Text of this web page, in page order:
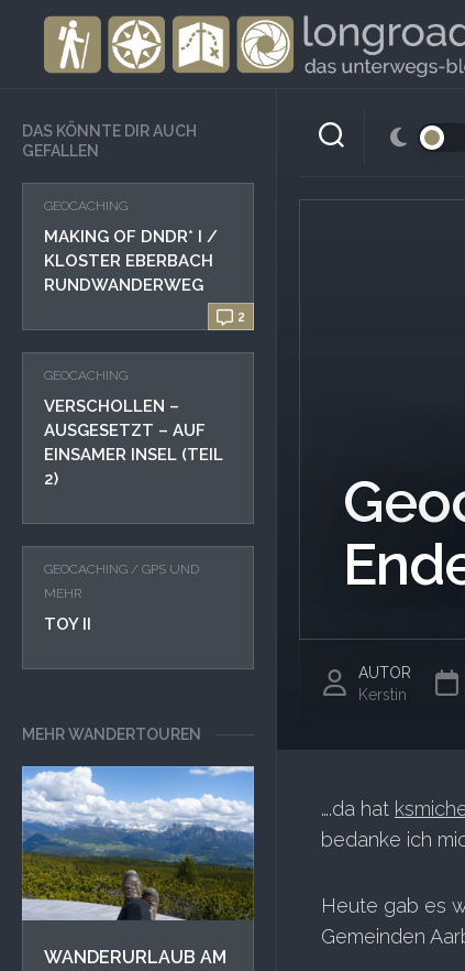
DAS KÖNNTE DIR AUCH
GEFALLEN
2
GEOCACHING
MAKING OF DNDR* I /
KLOSTER EBERBACH
RUNDWANDERWEG
GEOCACHING
VERSCHOLLEN –
AUSGESETZT – AUF
EINSAMER INSEL (TEIL
2)
GEOCACHING / GPS UND
MEHR
TOY II
MEHR WANDERTOUREN
WANDERURLAUB AM
AUTOR
Kerstin
….da hat
bedanke ich
Heute gab es
Gemeinden